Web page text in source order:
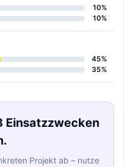
10%
10%
45%
35%
Einsatzzwecken
Projekt ab – nutze